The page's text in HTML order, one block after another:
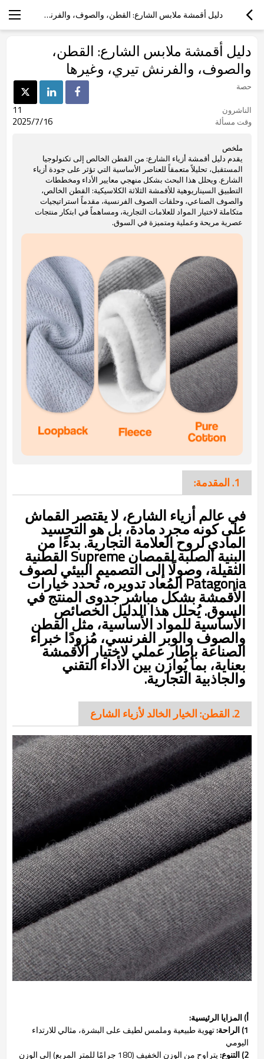
دليل أقمشة ملابس الشارع: القطن، والصوف، والفرنش تيري، وغيرها
دليل أقمشة ملابس الشارع: القطن،
والصوف، والفرنش تيري، وغيرها
حصة
الناشرون
11
وقت مسألة 2025/7/16
ملخص
يقدم دليل أقمشة أزياء الشارع: من القطن الخالص إلى تكنولوجيا
المستقبل، تحليلاً متعمقاً للعناصر الأساسية التي تؤثر على جودة أزياء
الشارع. ويحلل هذا البحث بشكل منهجي معايير الأداء ومخططات
التطبيق السيناريوهية للأقمشة الثلاثة الكلاسيكية: القطن الخالص،
والصوف الصناعي، وحلقات الصوف الفرنسية، مقدماً استراتيجيات
متكاملة لاختيار المواد للعلامات التجارية، ومساهماً في ابتكار منتجات
عصرية مريحة وعملية ومتميزة في السوق.
1. المقدمة:
في عالم أزياء الشارع، لا يقتصر القماش
على كونه مجرد مادة، بل هو التجسيد
المادي لروح العلامة التجارية. بدءًا من
البنية الصلبة لقمصان Supreme القطنية
الثقيلة، وصولًا إلى التصميم البيئي لصوف
Patagonia المُعاد تدويره، تُحدد خيارات
الأقمشة بشكل مباشر جدوى المنتج في
السوق. يُحلل هذا الدليل الخصائص
الأساسية للمواد الأساسية، مثل القطن
والصوف والوبر الفرنسي، مُزودًا خبراء
الصناعة بإطار عملي لاختيار الأقمشة
بعناية، بما يُوازن بين الأداء التقني
والجاذبية التجارية.
2. القطن: الخيار الخالد لأزياء الشارع
أ) المزايا الرئيسية:
1) الراحة:
تهوية طبيعية وملمس لطيف على البشرة، مثالي للارتداء
اليومي
2) التنوع:
يتراوح من الوزن الخفيف (180 جرامًا للمتر المربع) إلى الوزن